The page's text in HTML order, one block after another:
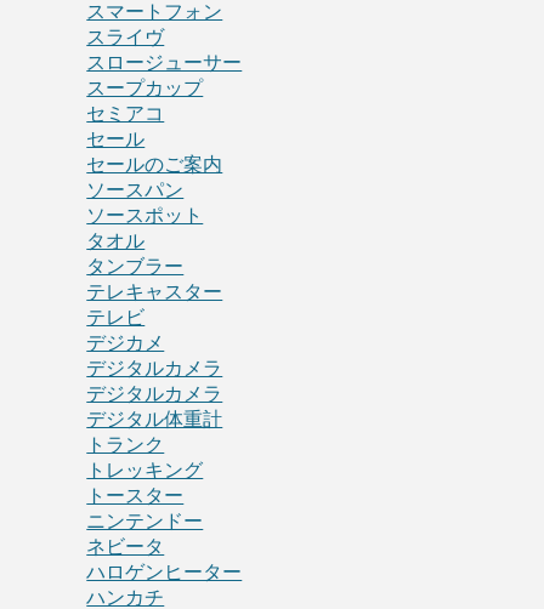
スマートフォン
スライヴ
スロージューサー
スープカップ
セミアコ
セール
セールのご案内
ソースパン
ソースポット
タオル
タンブラー
テレキャスター
テレビ
デジカメ
デジタルカメラ
デジタルカメラ
デジタル体重計
トランク
トレッキング
トースター
ニンテンドー
ネビータ
ハロゲンヒーター
ハンカチ